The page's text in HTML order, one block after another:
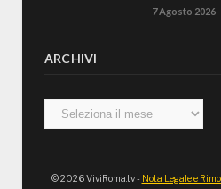
7 Agosto 2026
ARCHIVI
Archivi
© 2026 ViviRoma.tv - Nota Legale e